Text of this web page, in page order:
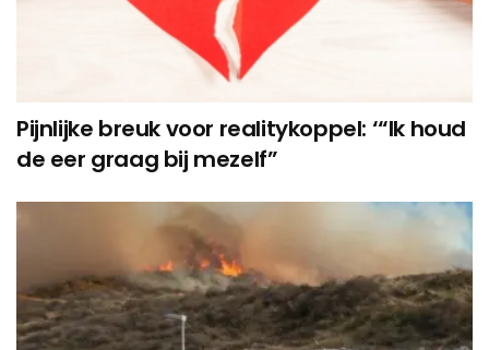
Pijnlijke breuk voor realitykoppel: ‘“Ik houd
de eer graag bij mezelf”